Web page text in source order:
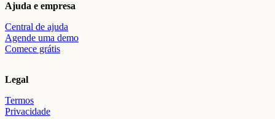
Ajuda e empresa
Central de ajuda
Agende uma demo
Comece grátis
Legal
Termos
Privacidade